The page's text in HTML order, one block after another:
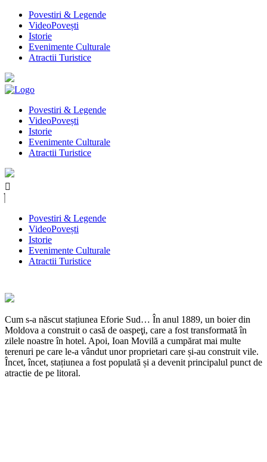
Povestiri & Legende
VideoPovești
Istorie
Evenimente Culturale
Atractii Turistice
Povestiri & Legende
VideoPovești
Istorie
Evenimente Culturale
Atractii Turistice
Povestiri & Legende
VideoPovești
Istorie
Evenimente Culturale
Atractii Turistice
Cum s-a născut stațiunea Eforie Sud… În anul 1889, un boier din
Moldova a construit o casă de oaspeţi, care a fost transformată în
zilele noastre în hotel. Apoi, Ioan Movilă a cumpărat mai multe
terenuri pe care le-a vândut unor proprietari care și-au construit vile.
Încet, încet, stațiunea a fost populată și a devenit principalul punct de
atractie de pe litoral.